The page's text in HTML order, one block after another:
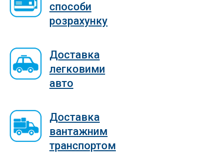
способи
розрахунку
Доставка
легковими
авто
Доставка
вантажним
транспортом